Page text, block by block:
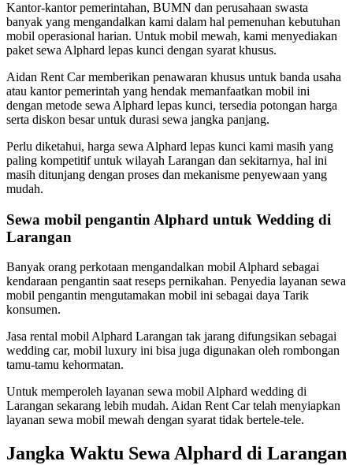
Kantor-kantor pemerintahan, BUMN dan perusahaan swasta
banyak yang mengandalkan kami dalam hal pemenuhan kebutuhan
mobil operasional harian. Untuk mobil mewah, kami menyediakan
paket sewa Alphard lepas kunci dengan syarat khusus.
Aidan Rent Car memberikan penawaran khusus untuk banda usaha
atau kantor pemerintah yang hendak memanfaatkan mobil ini
dengan metode sewa Alphard lepas kunci, tersedia potongan harga
serta diskon besar untuk durasi sewa jangka panjang.
Perlu diketahui, harga sewa Alphard lepas kunci kami masih yang
paling kompetitif untuk wilayah Larangan dan sekitarnya, hal ini
masih ditunjang dengan proses dan mekanisme penyewaan yang
mudah.
Sewa mobil pengantin Alphard untuk Wedding di
Larangan
Banyak orang perkotaan mengandalkan mobil Alphard sebagai
kendaraan pengantin saat reseps pernikahan. Penyedia layanan sewa
mobil pengantin mengutamakan mobil ini sebagai daya Tarik
konsumen.
Jasa rental mobil Alphard Larangan tak jarang difungsikan sebagai
wedding car, mobil luxury ini bisa juga digunakan oleh rombongan
tamu-tamu kehormatan.
Untuk memperoleh layanan sewa mobil Alphard wedding di
Larangan sekarang lebih mudah. Aidan Rent Car telah menyiapkan
layanan sewa mobil mewah dengan syarat tidak bertele-tele.
Jangka Waktu Sewa Alphard di Larangan